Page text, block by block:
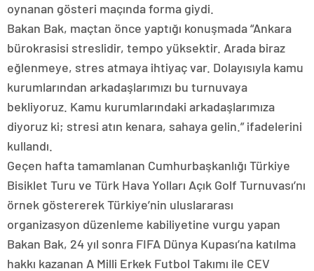
oynanan gösteri maçında forma giydi.
Bakan Bak, maçtan önce yaptığı konuşmada “Ankara
bürokrasisi streslidir, tempo yüksektir. Arada biraz
eğlenmeye, stres atmaya ihtiyaç var. Dolayısıyla kamu
kurumlarından arkadaşlarımızı bu turnuvaya
bekliyoruz. Kamu kurumlarındaki arkadaşlarımıza
diyoruz ki; stresi atın kenara, sahaya gelin.” ifadelerini
kullandı.
Geçen hafta tamamlanan Cumhurbaşkanlığı Türkiye
Bisiklet Turu ve Türk Hava Yolları Açık Golf Turnuvası’nı
örnek göstererek Türkiye’nin uluslararası
organizasyon düzenleme kabiliyetine vurgu yapan
Bakan Bak, 24 yıl sonra FIFA Dünya Kupası’na katılma
hakkı kazanan A Milli Erkek Futbol Takımı ile CEV